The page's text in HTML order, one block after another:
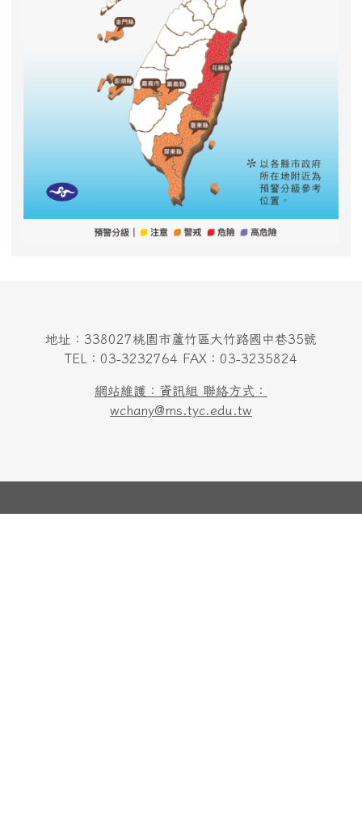
地址：338027桃園市蘆竹區大竹路國中巷35號
TEL：03-3232764 FAX：03-3235824
網站維護：資訊組 聯絡方式：
wchany@ms.tyc.edu.tw